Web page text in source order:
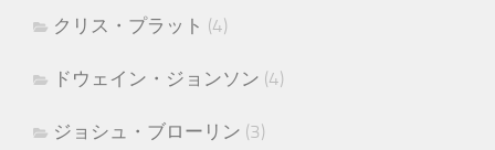
クリス・プラット (4)
ドウェイン・ジョンソン (4)
ジョシュ・ブローリン (3)